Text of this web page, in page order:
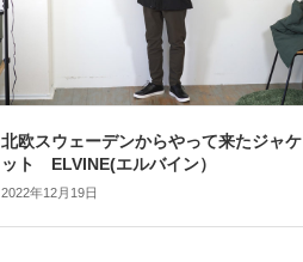
北欧スウェーデンからやって来たジャケ
ット ELVINE(エルバイン）
2022年12月19日